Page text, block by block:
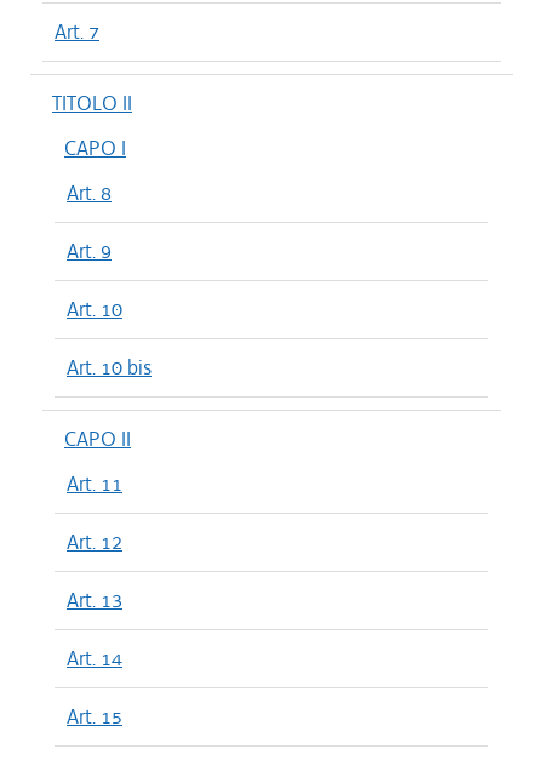
Art. 7
TITOLO II
CAPO I
Art. 8
Art. 9
Art. 10
Art. 10 bis
CAPO II
Art. 11
Art. 12
Art. 13
Art. 14
Art. 15